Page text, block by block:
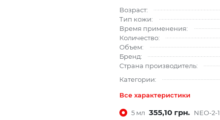
Возраст:
Тип кожи:
Время применения:
Количество:
Объем:
Бренд:
Страна производитель:
Категории:
Все характеристики
5 мл 355,10 грн. NEO-2-1